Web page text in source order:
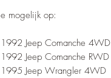
mogelijk op:
Jeep Comanche 4WD
Jeep Comanche RWD
Jeep Wrangler 4WD